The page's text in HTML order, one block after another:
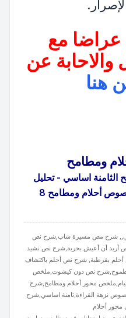
عراضا مع
والاحابة عن
هنا
ومطامح
اساسي - تحليل
وتقديم وتلخيص وشرح جميع نصوص أحلام ومطامح 8
أحلام ومطامح 8 أساسي,, شرح مص مسيرة شاب,شرح نص
أريد أن أعيش بحرية,شرح نص نشيد
أحلم بقرطبة, شرح نص أحلم باكتشاف
نص دون كيشوت,ملخص
محور أحلام ومطامح,شرح
اساسي,كتاب النصوص نزهة القراءة,ثامنة اساسي,شرح
محور أحلام